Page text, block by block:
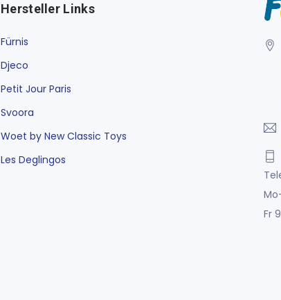
Hersteller Links
Fürnis
Djeco
Petit Jour Paris
Svoora
Woet by New Classic Toys
Les Deglingos
Fr